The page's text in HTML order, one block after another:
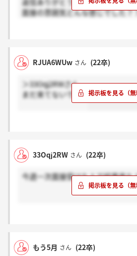
面接の雰囲気どんな感じでした？
RJUA6WUw さん (22卒)
＞33Oqj2RWさん
まだ来てないです。
33Oqj2RW さん (22卒)
今週一次面接受けた人で結果来た
もう5月 さん (22卒)